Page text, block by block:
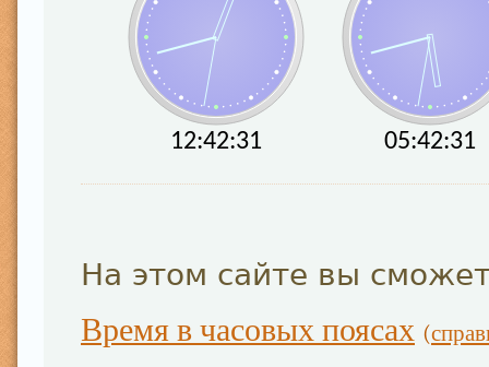
12:42:32 05:42:32
На этом сайте вы
Время в часовых поясах (